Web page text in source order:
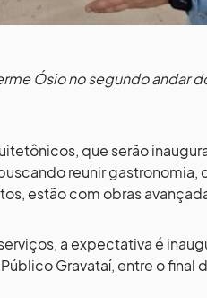
Ósio no segundo andar
que serão
reunir gastronomia,
estão com obras
a expectativa é
Gravataí, entre o final